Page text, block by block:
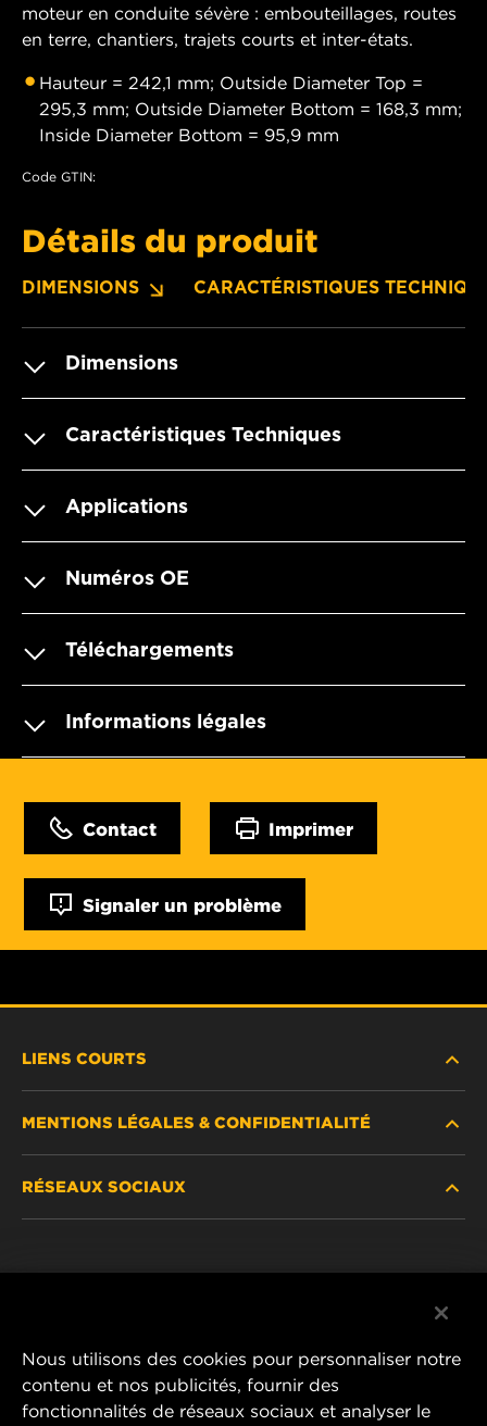
moteur en conduite sévère : embouteillages, routes
en terre, chantiers, trajets courts et inter-états.
Hauteur = 242,1 mm; Outside Diameter Top =
295,3 mm; Outside Diameter Bottom = 168,3 mm;
Inside Diameter Bottom = 95,9 mm
Code GTIN:
Détails du produit
DIMENSIONS CARACTÉRISTIQUES
Dimensions
Caractéristiques Techniques
Applications
Numéros OE
Téléchargements
Informations légales
Contact Imprimer
Signaler un problème
LIENS COURTS
OÙ ACHETER
MENTIONS LÉGALES & CONFIDENTIALITÉ
RÉSEAUX SOCIAUX
Nous utilisons des cookies pour personnaliser notre
contenu et nos publicités, fournir des
fonctionnalités de réseaux sociaux et analyser le